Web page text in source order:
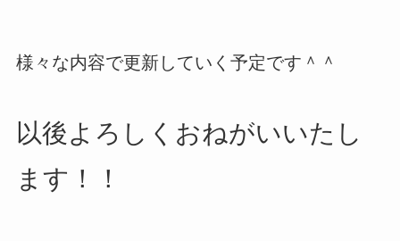
様々な内容で更新していく予定です＾＾
以後よろしくおねがいいたし
ます！！